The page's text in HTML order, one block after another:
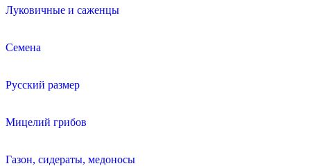
Луковичные и саженцы
Семена
Русский размер
Мицелий грибов
Газон, сидераты, медоносы